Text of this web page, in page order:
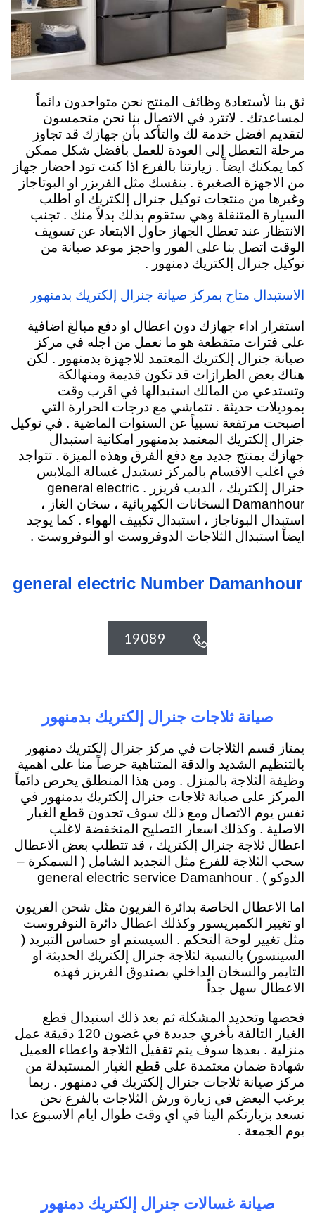
ثق بنا لأستعادة وظائف المنتج نحن متواجدون دائماً
لمساعدتك . لاتترد في الاتصال بنا نحن متحمسون
لتقديم افضل خدمة لك والتأكد بأن جهازك قد تجاوز
مرحلة التعطل إلى العودة للعمل بأفضل شكل ممكن
كما يمكنك ايضاً . زيارتنا بالفرع اذا كنت تود احضار جهاز
من الاجهزة الصغيرة . بنفسك مثل الفريزر او البوتاجاز
وغيرها من منتجات توكيل جنرال إلكتريك او اطلب
السيارة المتنقلة وهي ستقوم بذلك بدلاً منك . تجنب
الانتظار عند تعطل الجهاز حاول الابتعاد عن تسويف
الوقت اتصل بنا على الفور واحجز موعد صيانة من
توكيل جنرال إلكتريك دمنهور .
الاستبدال متاح بمركز صيانة جنرال إلكتريك بدمنهور
استقرار اداء جهازك دون اعطال او دفع مبالغ اضافية
على فترات متقطعة هو ما نعمل من اجله في مركز
صيانة جنرال إلكتريك المعتمد للاجهزة بدمنهور . لكن
هناك بعض الطرازات قد تكون قديمة ومتهالكة
وتستدعي من المالك استبدالها في اقرب وقت
بموديلات حديثة . تتماشي مع درجات الحرارة التي
اصبحت مرتفعة نسبياً عن السنوات الماضية . في توكيل
جنرال إلكتريك المعتمد بدمنهور امكانية استبدال
جهازك بمنتج جديد مع دفع الفرق وهذه الميزة . تتواجد
في اغلب الاقسام بالمركز نستبدل غسالة الملابس
جنرال إلكتريك ، الديب فريزر . general electric
Damanhour السخانات الكهربائية
، سخان الغاز ،
استبدال البوتاجاز ، استبدال تكييف الهواء . كما يوجد
ايضاً استبدال الثلاجات الدوفروست او النوفروست .
general electric Number Damanhour

19089
صيانة ثلاجات جنرال إلكتريك بدمنهور
يمتاز قسم الثلاجات في مركز جنرال إلكتريك دمنهور
بالتنظيم الشديد والدقة المتناهية حرصاً منا على اهمية
وظيفة الثلاجة بالمنزل . ومن هذا المنطلق يحرص دائماً
المركز على صيانة ثلاجات جنرال إلكتريك بدمنهور في
نفس يوم الاتصال ومع ذلك سوف تجدون قطع الغيار
الاصلية . وكذلك اسعار التصليح المنخفضة لاغلب
اعطال ثلاجة جنرال إلكتريك ، قد تتطلب بعض الاعطال
سحب الثلاجة للفرع مثل التجديد الشامل ( السمكرة –
الدوكو ) . general electric service Damanhour
اما الاعطال الخاصة بدائرة الفريون مثل شحن الفريون
او تغيير الكمبريسور وكذلك اعطال دائرة النوفروست
مثل تغيير لوحة التحكم . السيستم او حساس التبريد (
السينسور) بالنسبة لثلاجة جنرال إلكتريك الحديثة او
التايمر والسخان الداخلي بصندوق الفريزر فهذه
الاعطال سهل جداً
فحصها وتحديد المشكلة ثم بعد ذلك استبدال قطع
الغيار التالفة بأخري جديدة في غضون 120 دقيقة عمل
منزلية . بعدها سوف يتم تقفيل الثلاجة واعطاء العميل
شهادة ضمان معتمدة على قطع الغيار المستبدلة من
مركز صيانة ثلاجات جنرال إلكتريك في دمنهور . ربما
يرغب البعض في زيارة ورش الثلاجات بالفرع نحن
نسعد بزيارتكم الينا في اي وقت طوال ايام الاسبوع عدا
يوم الجمعة .
صيانة غسالات جنرال إلكتريك دمنهور